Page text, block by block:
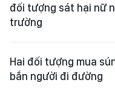
đối tượng sát hại nữ
trường
Hai đối tượng mua
bắn người đi đường